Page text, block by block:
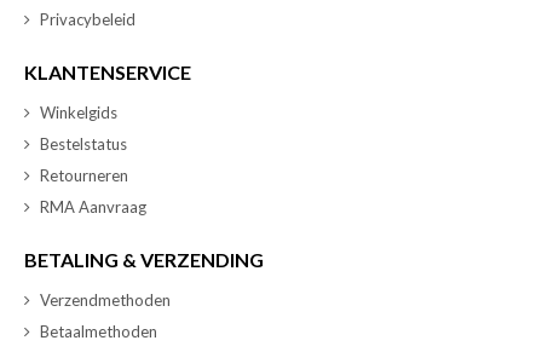
Privacybeleid
KLANTENSERVICE
Winkelgids
Bestelstatus
Retourneren
RMA Aanvraag
BETALING & VERZENDING
Verzendmethoden
Betaalmethoden